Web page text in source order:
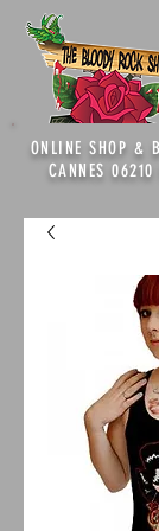
ONLINE SHOP &
CANNES